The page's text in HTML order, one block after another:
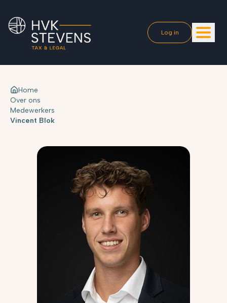
Log in
Home
Over ons
Medewerkers
Vincent Blok